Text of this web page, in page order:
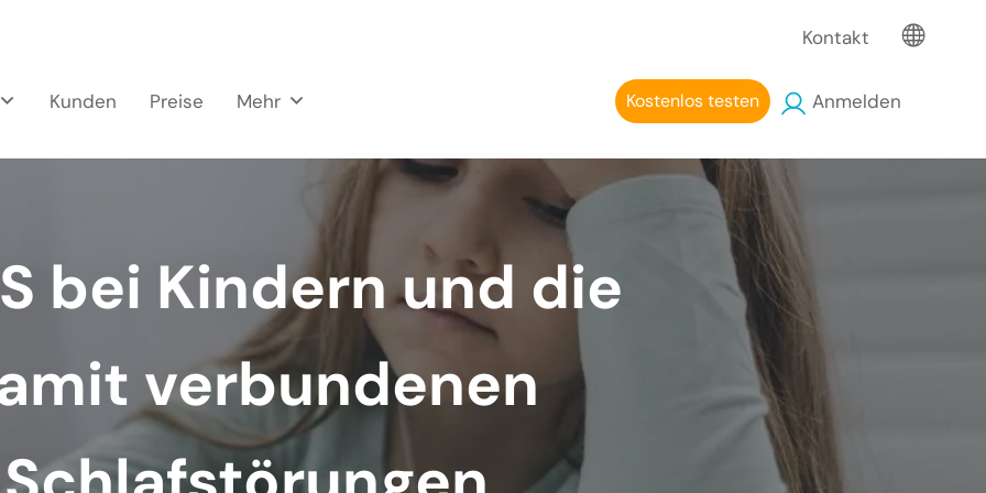
Kunden Preise Mehr Kostenlos testen Anmelden
Kontakt
bei Kindern und die
verbundenen